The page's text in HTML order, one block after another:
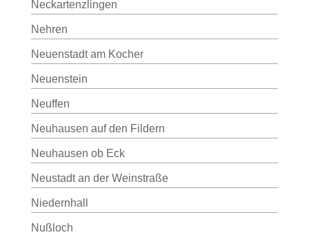
Neckartenzlingen
Nehren
Neuenstadt am Kocher
Neuenstein
Neuffen
Neuhausen auf den Fildern
Neuhausen ob Eck
Neustadt an der Weinstraße
Niedernhall
Nußloch